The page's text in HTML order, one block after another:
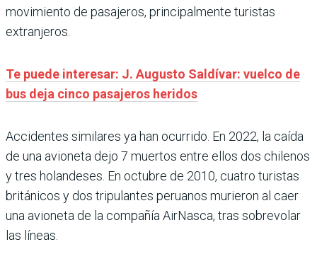
movimiento de pasajeros, principalmente turistas
extranjeros.
Te puede interesar: J. Augusto Saldívar: vuelco de
bus deja cinco pasajeros heridos
Accidentes similares ya han ocurrido. En 2022, la caída
de una avioneta dejo 7 muertos entre ellos dos chilenos
y tres holandeses. En octubre de 2010, cuatro turistas
británicos y dos tripulantes peruanos murieron al caer
una avioneta de la compañía AirNasca, tras sobrevolar
las líneas.